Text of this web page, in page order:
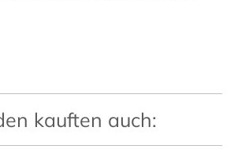
kauften auch: